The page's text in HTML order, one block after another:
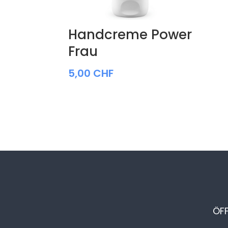
Handcreme Power
Frau
5,00 CHF